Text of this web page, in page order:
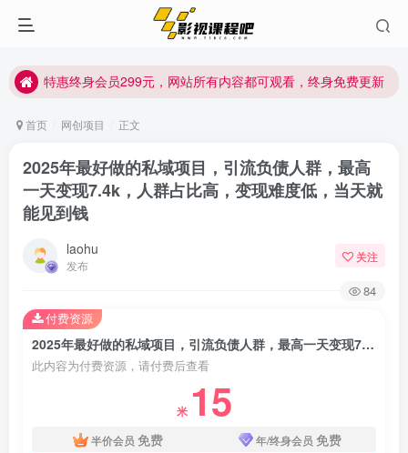
特惠终身会员299元，网站所有内容都可观看，终身免费更新
特惠终身会员299元，网站所有内容都可观看，终身免费更新
首页 网创项目 正文
2025年最好做的私域项目，引流负债人群，最高
一天变现7.4k，人群占比高，变现难度低，当天就
能见到钱
laohu
发布
关注
84
2025年最好做的私域项目，引流负债人群，最高一天变现7.4k，人群占比高，变现难度低，当天就能见到钱
此内容为付费资源，请付费后查看
米 15
半价会员 免费 年/终身会员 免费
付费资源